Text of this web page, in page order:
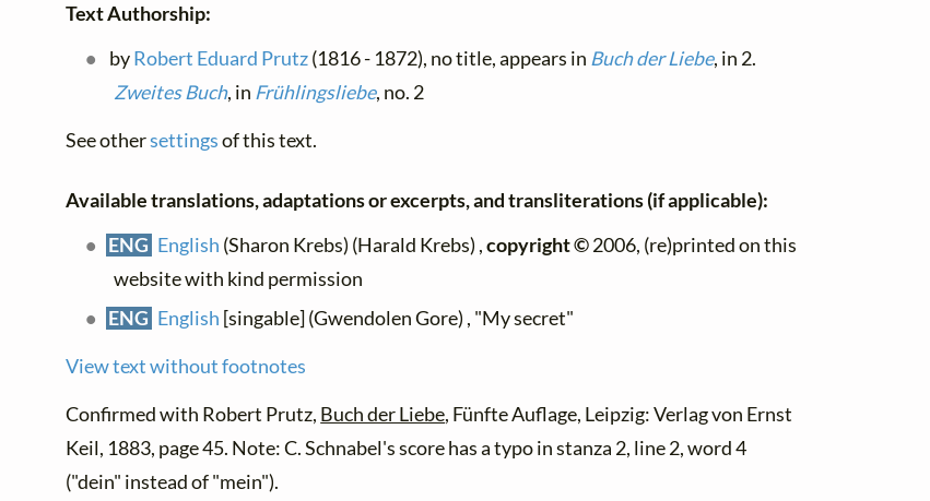
Text Authorship:
byRobert Eduard Prutz(1816 - 1872), no title, appears in Buch der Liebe, in 2.
Zweites Buch, in Frühlingsliebe, no. 2
See othersettingsof this text.
Available translations, adaptations or excerpts, and transliterations (if applicable):
ENG English (Sharon Krebs) (Harald Krebs) ,copyright ©2006, (re)printed on this
website with kind permission
ENG English [singable] (Gwendolen Gore) , "My secret"
View text without footnotes
Confirmed with Robert Prutz, Buch der Liebe, Fünfte Auflage, Leipzig: Verlag von Ernst
Keil, 1883, page 45. Note: C. Schnabel's score has a typo in stanza 2, line 2, word 4
("dein" instead of "mein").